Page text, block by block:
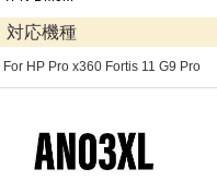
対応機種
For HP Pro x360 Fortis 11 G9 Pro